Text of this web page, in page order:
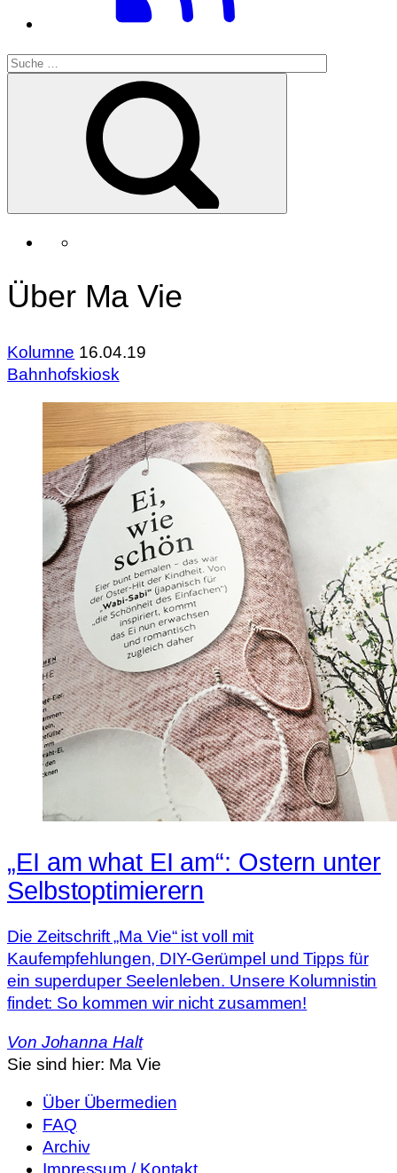
Über Ma Vie
Kolumne 16.04.19
Bahnhofskiosk
„EI am what EI am“: Ostern unter
Selbstoptimierern
Die Zeitschrift „Ma Vie“ ist voll mit
Kaufempfehlungen, DIY-Gerümpel und Tipps für
ein superduper Seelenleben. Unsere Kolumnistin
findet: So kommen wir nicht zusammen!
Von Johanna Halt
Sie sind hier: Ma Vie
Über Übermedien
FAQ
Archiv
Impressum / Kontakt